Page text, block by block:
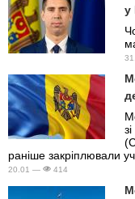
у
раніше закріплювали
20.01 — 414